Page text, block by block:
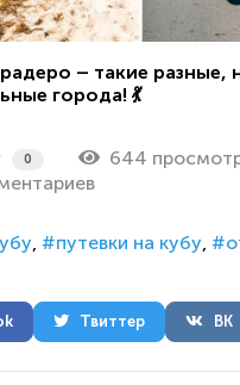
– такие разные,
города! 💃
0
644
путевки на кубу
Твиттер ВК